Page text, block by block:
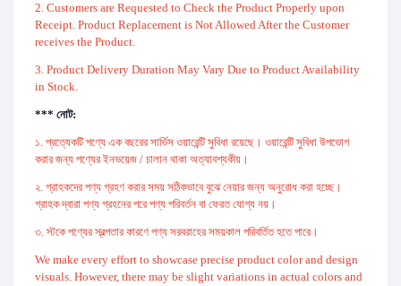
2. Customers are Requested to Check the Product Properly upon
Receipt. Product Replacement is Not Allowed After the Customer
receives the Product.
3. Product Delivery Duration May Vary Due to Product Availability
in Stock.
*** নোট:
১. প্রত্যেকটি পণ্যে এক বছরের সার্ভিস ওয়ারেন্টি সুবিধা রয়েছে। ওয়ারেন্টি সুবিধা উপভোগ
করার জন্য পণ্যের ইনভয়েজ / চালান থাকা অত্যাবশ্যকীয়।
২. গ্রাহকদের পণ্য গ্রহণ করার সময় সঠিকভাবে বুঝে নেয়ার জন্য অনুরোধ করা হচ্ছে।
গ্রাহক দ্বারা পণ্য গ্রহনের পরে পণ্য পরিবর্তন বা ফেরত যোগ্য নয়।
৩. স্টকে পণ্যের স্বল্পতার কারণে পণ্য সরবরাহের সময়কাল পরিবর্তিত হতে পারে।
We make every effort to showcase precise product color and design
visuals. However, there may be slight variations in actual colors and